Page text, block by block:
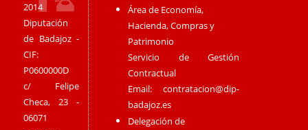
2014
Diputación
de Badajoz -
CIF:
P0600000D
c/ Felipe
Checa, 23 -
06071
Área de Economía,
Hacienda, Compras y
Patrimonio
Servicio de Gestión
Contractual
Email:contratacion@dip-
badajoz.es
Delegación de